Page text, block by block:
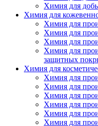
Химия для
Химия для
Химия для
Химия для
Химия для
Химия для
защитных
Химия для
Химия для
Химия для
Химия для
Химия для
Химия для
Химия для